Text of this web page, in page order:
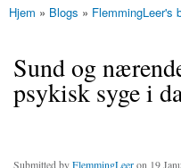
You are here
Hjem » Blogs » FlemmingLeer's
Sund og
psykisk syge i
Submitted byFlemmingLeeron 19